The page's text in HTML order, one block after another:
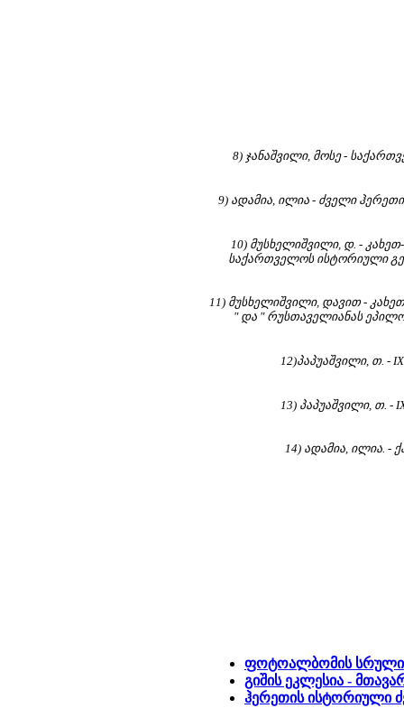
8) ჯანაშვილი, მოსე -
9) ადამია, ილია - ძველი
10) მუსხელიშვილი, დ. -
საქართველოს ისტორიული
11) მუსხელიშვილი, დავით -
" და " რუსთაველიანას
12)პაპუაშვილი, თ. -
13) პაპუაშვილი, თ.
14) ადამია, ილია. -
ფოტოალბომის სრული
გიშის ეკლესია -
ჰერეთის ისტორიული